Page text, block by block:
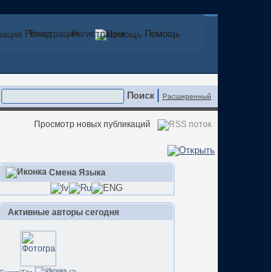
Вход Регистрация Помощь
Регистрация Помощь
Расширенный
Просмотр новых публикаций
Смена Языка
Активные авторы сегодня